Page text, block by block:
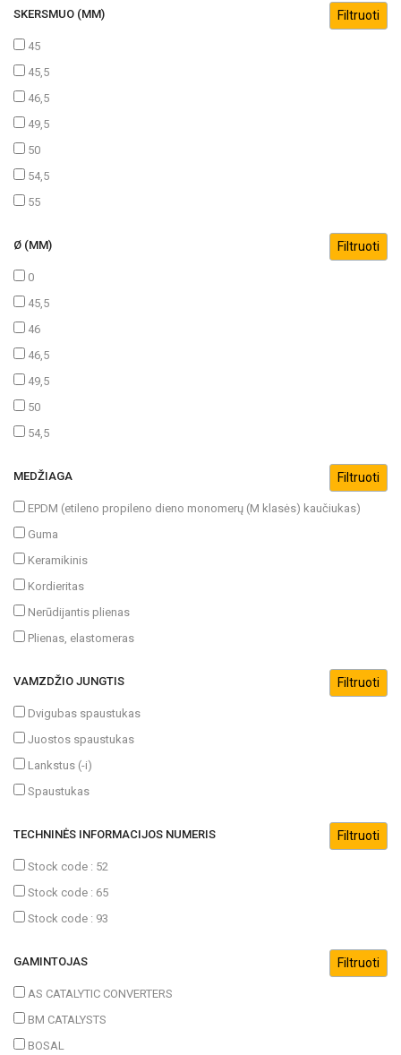
SKERSMUO (MM)
45
45,5
46,5
49,5
50
54,5
55
Ø (MM)
0
45,5
46
46,5
49,5
50
54,5
MEDŽIAGA
EPDM (etileno propileno dieno monomerų (M klasės) kaučiukas)
Guma
Keramikinis
Kordieritas
Nerūdijantis plienas
Plienas, elastomeras
VAMZDŽIO JUNGTIS
Dvigubas spaustukas
Juostos spaustukas
Lankstus (-i)
Spaustukas
TECHNINĖS INFORMACIJOS NUMERIS
Stock code : 52
Stock code : 65
Stock code : 93
GAMINTOJAS
AS CATALYTIC CONVERTERS
BM CATALYSTS
BOSAL